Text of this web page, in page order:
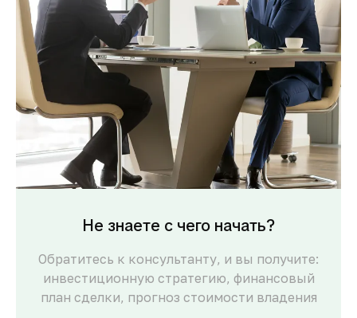
Не знаете с чего начать?
Обратитесь к консультанту, и вы получите:
инвестиционную стратегию, финансовый
план сделки, прогноз стоимости владения